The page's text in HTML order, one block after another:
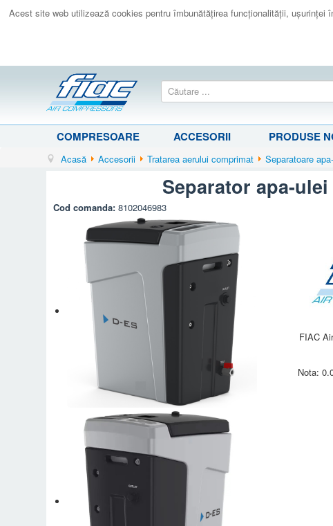
Acest site web utilizează cookies pentru îmbunătăţirea funcţionalităţii,
COMPRESOARE ACCESORII PRODUSE
Acasă Accesorii Tratarea aerului comprimat Separatoare
Separator apa-ulei
Cod comanda:8102046983
FIAC
Nota: